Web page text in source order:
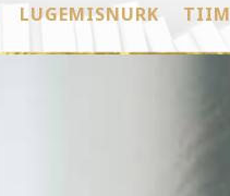
LUGEMISNURK TIIM